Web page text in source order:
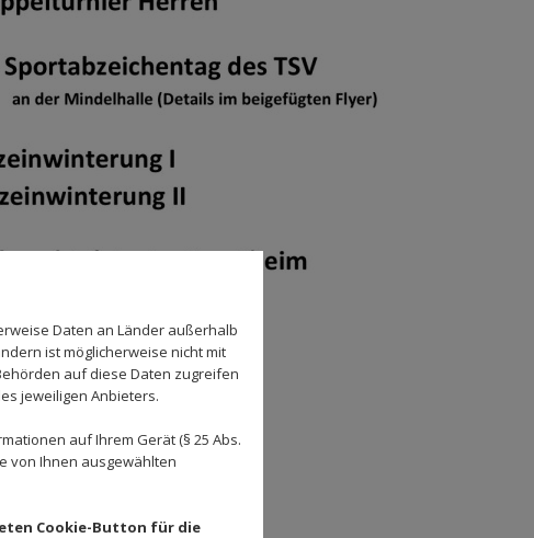
Daten an Länder außerhalb
ist möglicherweise nicht mit
auf diese Daten zugreifen
jeweiligen Anbieters.
auf Ihrem Gerät (§ 25 Abs.
von Ihnen ausgewählten
Cookie-Button für die